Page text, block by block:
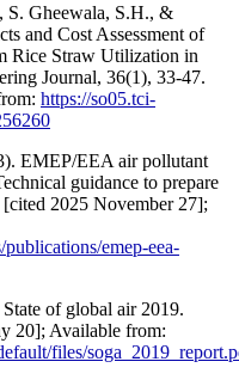
S. Gheewala, S.H., &
and Cost Assessment of
Rice Straw Utilization in
Journal, 36(1), 33-47.
https://so05.tci-
EMEP/EEA air pollutant
guidance to prepare
2025 November 27];
emep-eea-
of global air 2019.
20]; Available from:
files/